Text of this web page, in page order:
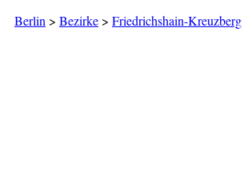
Berlin > Bezirke > Friedrichshain-Kreuzberg